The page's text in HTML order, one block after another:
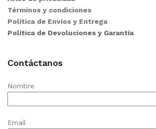
Términos y condiciones
Política de Envíos y Entrega
Política de Devoluciones y Garantía
Contáctanos
Nombre
Email